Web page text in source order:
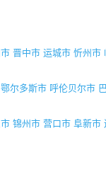
晋中市 运城市 忻州市
鄂尔多斯市 呼伦贝尔市
锦州市 营口市 阜新市